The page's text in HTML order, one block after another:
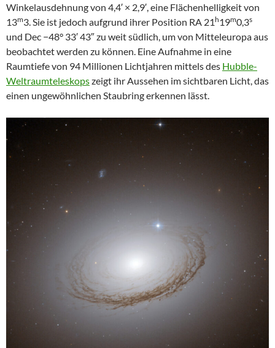
Winkelausdehnung von 4,4′ × 2,9′, eine Flächenhelligkeit von
13m3. Sie ist jedoch aufgrund ihrer Position RA 21h19m0,3s
und Dec −48° 33′ 43″ zu weit südlich, um von Mitteleuropa aus
beobachtet werden zu können. Eine Aufnahme in eine
Raumtiefe von 94 Millionen Lichtjahren mittels des Hubble-
Weltraumteleskopszeigt ihr Aussehen im sichtbaren Licht, das
einen ungewöhnlichen Staubring erkennen lässt.